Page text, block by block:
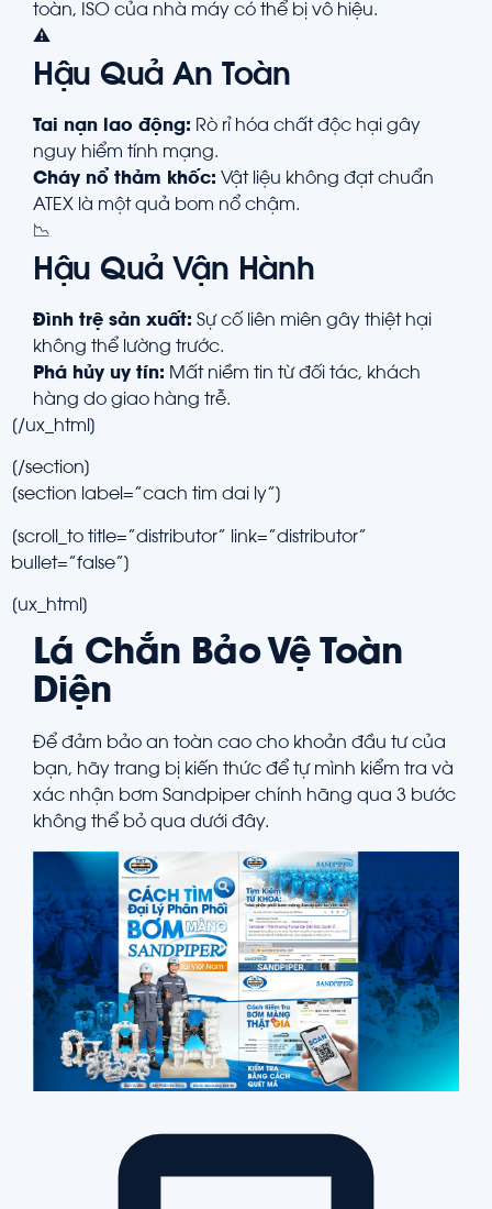
toàn, ISO của nhà máy có thể bị vô hiệu.
⚠️
Hậu Quả An Toàn
Tai nạn lao động: Rò rỉ hóa chất độc hại gây
nguy hiểm tính mạng.
Cháy nổ thảm khốc: Vật liệu không đạt chuẩn
ATEX là một quả bom nổ chậm.
📉
Hậu Quả Vận Hành
Đình trệ sản xuất: Sự cố liên miên gây thiệt hại
không thể lường trước.
Phá hủy uy tín: Mất niềm tin từ đối tác, khách
hàng do giao hàng trễ.
[/ux_html]
[/section]
[section label=”cach tim dai ly”]
[scroll_to title=”distributor” link=”distributor”
bullet=”false”]
[ux_html]
Lá Chắn Bảo Vệ Toàn
Diện
Để đảm bảo an toàn cao cho khoản đầu tư của
bạn, hãy trang bị kiến thức để tự mình kiểm tra và
xác nhận bơm Sandpiper chính hãng qua 3 bước
không thể bỏ qua dưới đây.